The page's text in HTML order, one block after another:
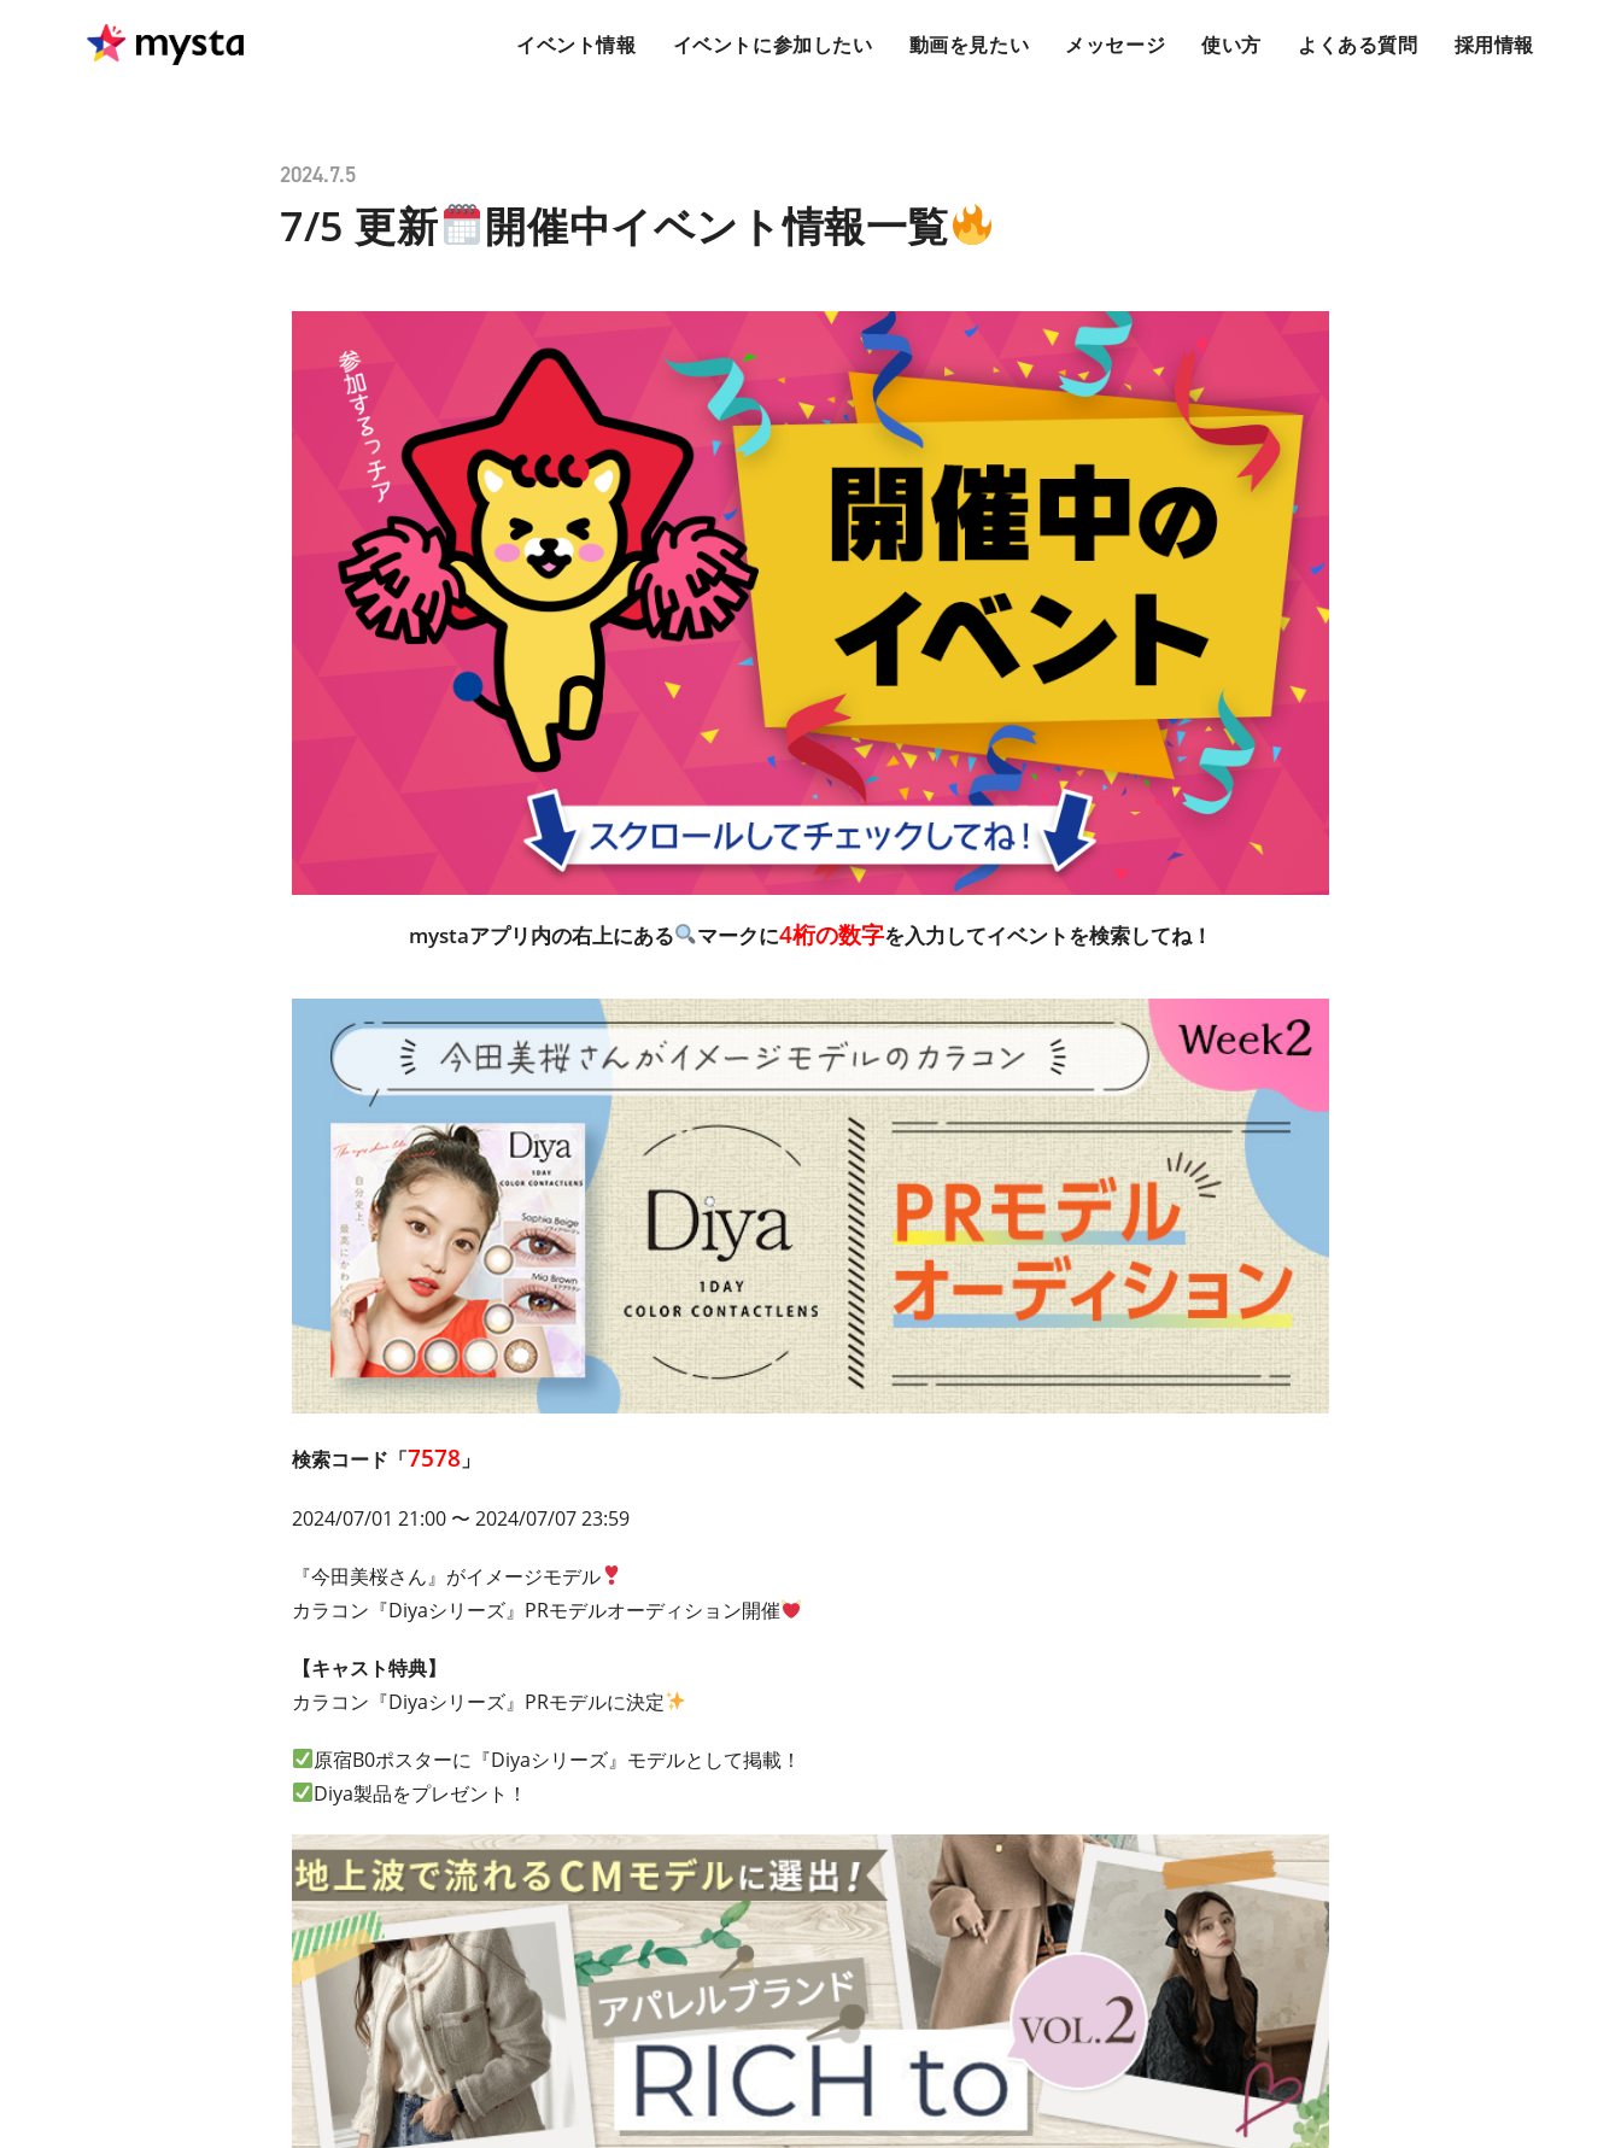
イベント情報 イベントに参加したい 動画を見たい メッセージ 使い方 よくある質問 採用情報
2024.7.5
7/5 更新 開催中イベント情報一覧
mystaアプリ内の右上にある マークに4桁の数字を入力してイベントを検索してね！
検索コード「7578 」
2024/07/01 21:00 〜 2024/07/07 23:59
『今田美桜さん』がイメージモデル
カラコン『Diyaシリーズ』PRモデルオーディション開催
【キャスト特典】
カラコン『Diyaシリーズ』PRモデルに決定
原宿B0ポスターに『Diyaシリーズ』モデルとして掲載！
Diya製品をプレゼント！